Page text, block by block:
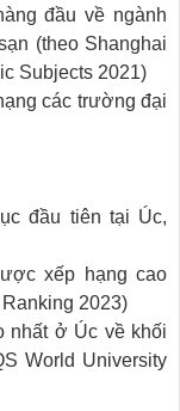
đầu về ngành
(theo Shanghai
Subjects 2021)
các trường đại
đầu tiên tại Úc,
xếp hạng cao
2023)
nhất ở Úc về khối
World University